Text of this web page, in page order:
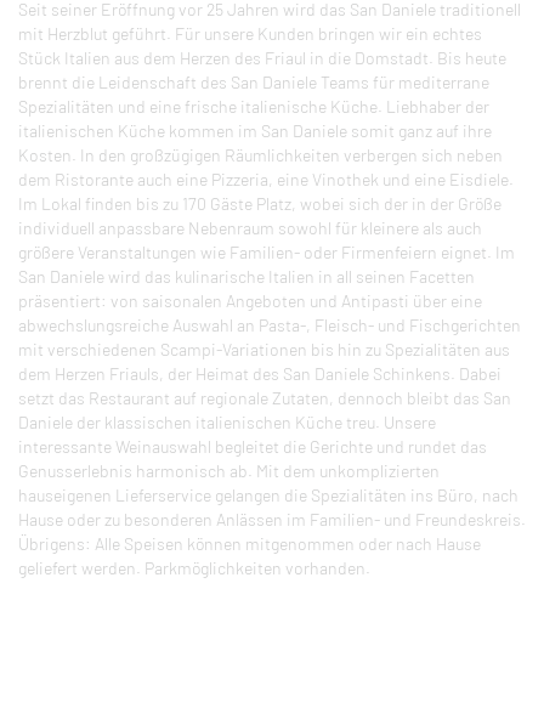
Seit seiner Eröffnung vor 25 Jahren wird das San Daniele traditionell
mit Herzblut geführt. Für unsere Kunden bringen wir ein echtes
Stück Italien aus dem Herzen des Friaul in die Domstadt. Bis heute
brennt die Leidenschaft des San Daniele Teams für mediterrane
Spezialitäten und eine frische italienische Küche. Liebhaber der
italienischen Küche kommen im San Daniele somit ganz auf ihre
Kosten. In den großzügigen Räumlichkeiten verbergen sich neben
dem Ristorante auch eine Pizzeria, eine Vinothek und eine Eisdiele.
Im Lokal finden bis zu 170 Gäste Platz, wobei sich der in der Größe
individuell anpassbare Nebenraum sowohl für kleinere als auch
größere Veranstaltungen wie Familien- oder Firmenfeiern eignet. Im
San Daniele wird das kulinarische Italien in all seinen Facetten
präsentiert: von saisonalen Angeboten und Antipasti über eine
abwechslungsreiche Auswahl an Pasta-, Fleisch- und Fischgerichten
mit verschiedenen Scampi-Variationen bis hin zu Spezialitäten aus
dem Herzen Friauls, der Heimat des San Daniele Schinkens. Dabei
setzt das Restaurant auf regionale Zutaten, dennoch bleibt das San
Daniele der klassischen italienischen Küche treu. Unsere
interessante Weinauswahl begleitet die Gerichte und rundet das
Genusserlebnis harmonisch ab. Mit dem unkomplizierten
hauseigenen Lieferservice gelangen die Spezialitäten ins Büro, nach
Hause oder zu besonderen Anlässen im Familien- und Freundeskreis.
Übrigens: Alle Speisen können mitgenommen oder nach Hause
geliefert werden. Parkmöglichkeiten vorhanden.